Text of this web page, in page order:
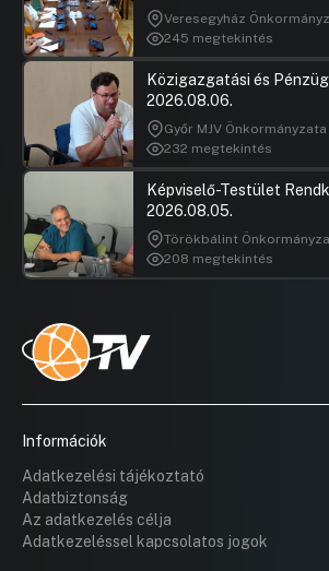
Veresegyház
245 megtekintés
Közigazgatási és
2026.08.06.
Győr MJV Önkormányzata
232 megtekintés
Képviselő-Testület
2026.08.05.
Törökbálint
208 megtekintés
Információk
Adatkezelési tájékoztató
Adatbiztonság
Az adatkezelés célja
Adatkezeléssel kapcsolatos jogok